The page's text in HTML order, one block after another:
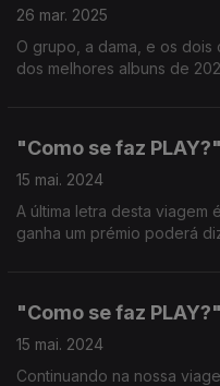
26 mar. 2025
O grupo, a dama, e os
dos melhores albuns de
"Como se faz
15 mai. 2024
A última letra desta viagem
ganha um prémio poderá
"Como se faz
15 mai. 2024
Continuando na nossa